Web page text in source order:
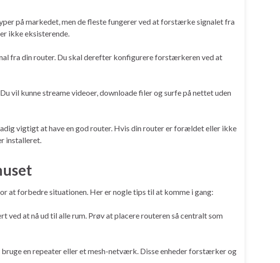
på markedet, men de fleste fungerer ved at forstærke signalet fra
ikke eksisterende.
fra din router. Du skal derefter konfigurere forstærkeren ved at
vil kunne streame videoer, downloade filer og surfe på nettet uden
vigtigt at have en god router. Hvis din router er forældet eller ikke
installeret.
at forbedre situationen. Her er nogle tips til at komme i gang:
ved at nå ud til alle rum. Prøv at placere routeren så centralt som
en repeater eller et mesh-netværk. Disse enheder forstærker og